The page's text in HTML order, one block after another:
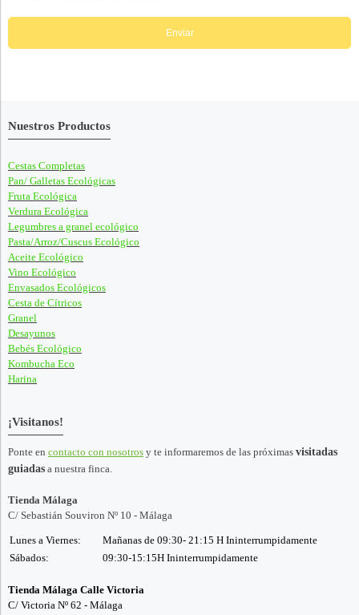
Nuestros Productos
Cestas Completas
Pan/ Galletas Ecológicas
Fruta Ecológica
Verdura Ecológica
Legumbres a granel ecológico
Pasta/Arroz/Cuscus Ecológico
Aceite Ecológico
Vino Ecológico
Envasados Ecológicos
Cesta de Cítricos
Granel
Desayunos
Bebés Ecológico
Kombucha Eco
Harina
¡Visitanos!
Ponte en contacto con nosotros y te informaremos de las próximas visitadas
guiadas a nuestra finca.
Tienda Málaga
C/ Sebastián Souviron Nº 10 - Málaga
Lunes a Viernes:
Mañanas de 09:30- 21:15 H Ininterrumpidamente
Sábados:
09:30-15:15H Ininterrumpidamente
Tienda Málaga Calle Victoria
C/ Victoria Nº 62 - Málaga